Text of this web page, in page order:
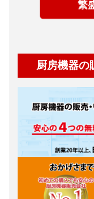
繁
厨房機器の